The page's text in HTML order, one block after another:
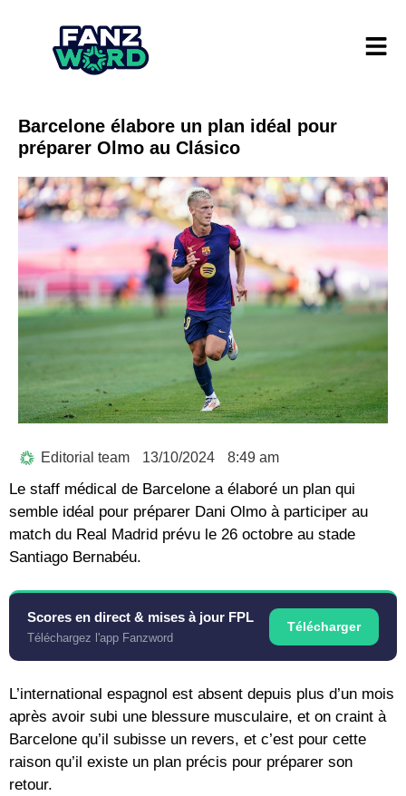
Barcelone élabore un plan idéal pour
préparer Olmo au Clásico
Editorial team 13/10/2024 8:49 am
Le staff médical de Barcelone a élaboré un plan qui
semble idéal pour préparer Dani Olmo à participer au
match du Real Madrid prévu le 26 octobre au stade
Santiago Bernabéu.
Scores en direct & mises à jour FPL
Téléchargez l'app Fanzword
Télécharger
L’international espagnol est absent depuis plus d’un mois
après avoir subi une blessure musculaire, et on craint à
Barcelone qu’il subisse un revers, et c’est pour cette
raison qu’il existe un plan précis pour préparer son
retour.